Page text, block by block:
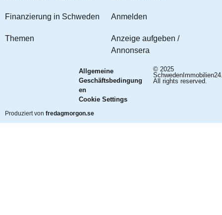
Finanzierung in Schweden
Themen
Anmelden
Anzeige aufgeben /
Annonsera
© 2025
All rights reserved.
Allgemeine
Geschäftsbedingung
en
Cookie Settings
Produziert von fredagmorgon.se